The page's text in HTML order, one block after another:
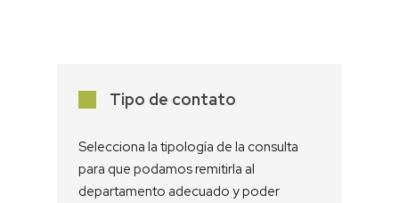
Tipo de contato
Selecciona la tipología de la consulta
para que podamos remitirla al
departamento adecuado y poder